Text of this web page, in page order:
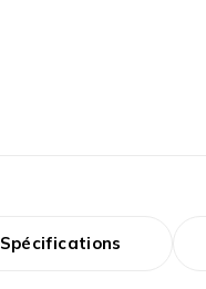
Spécifications